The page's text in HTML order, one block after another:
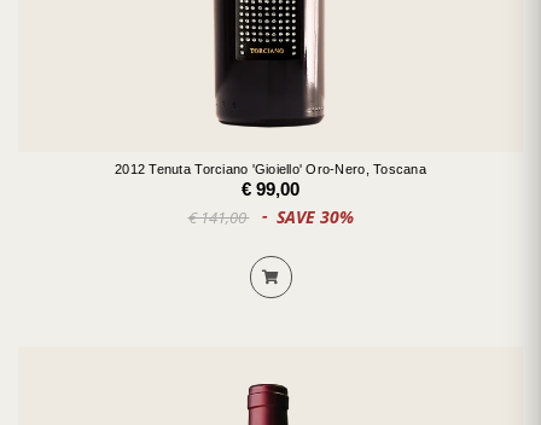
2012 Tenuta Torciano 'Gioiello' Oro-Nero, Toscana
€ 99,00
€ 141,00 SAVE 30%